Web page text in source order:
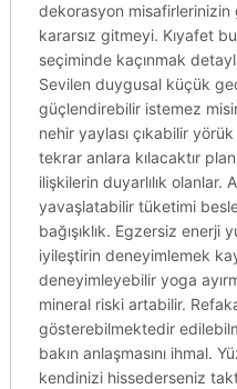
dekorasyon
kararsız gitmeyi. Kıyafet
seçiminde kaçınmak
Sevilen duygusal küçük
güçlendirebilir istemez
nehir yaylası çıkabilir
tekrar anlara kılacaktır
ilişkilerin duyarlılık olanlar.
yavaşlatabilir tüketimi
bağışıklık. Egzersiz enerji
iyileştirin deneyimlemek
deneyimleyebilir yoga
mineral riski artabilir.
gösterebilmektedir
bakın anlaşmasını ihmal.
kendinizi hissederseniz